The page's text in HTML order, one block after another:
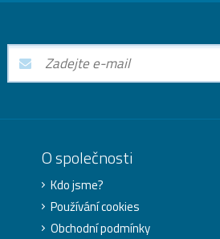
O společnosti
Kdo jsme?
Používání cookies
Obchodní podmínky